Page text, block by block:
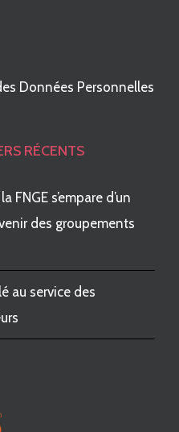
Données Personnelles
RÉCENTS
FNGE s’empare d’un
des groupements
au service des